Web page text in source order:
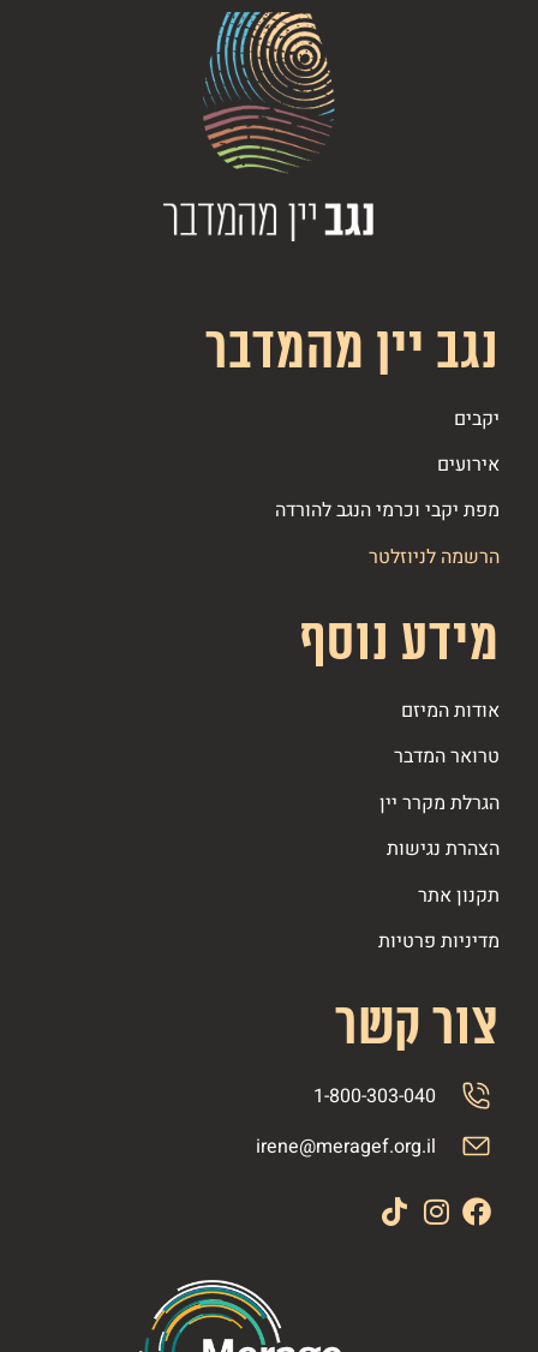
נגב יין מהמדבר
יקבים
אירועים
מפת יקבי וכרמי הנגב להורדה
הרשמה לניוזלטר
מידע נוסף
אודות המיזם
טרואר המדבר
הגרלת מקרר יין
הצהרת נגישות
תקנון אתר
מדיניות פרטיות
צור קשר
1-800-303-040
irene@meragef.org.il